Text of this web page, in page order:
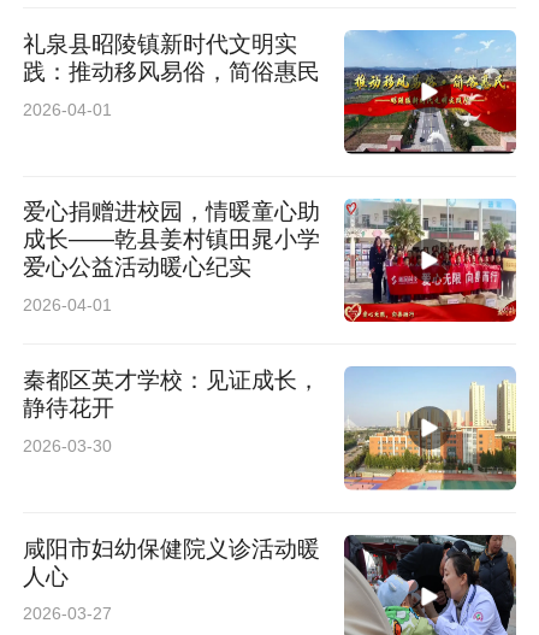
礼泉县昭陵镇新时代文明实
践：推动移风易俗，简俗惠民
2026-04-01
爱心捐赠进校园，情暖童心助
成长——乾县姜村镇田晁小学
爱心公益活动暖心纪实
2026-04-01
秦都区英才学校：见证成长，
静待花开
2026-03-30
咸阳市妇幼保健院义诊活动暖
人心
2026-03-27